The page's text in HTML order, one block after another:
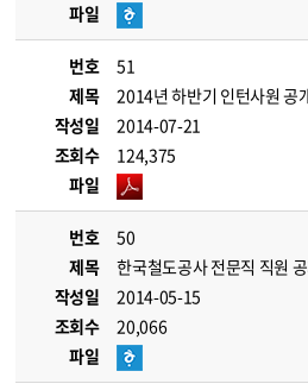
파일
번호
51
제목
2014년 하반기 인턴사원 공
작성일
2014-07-21
조회수
124,375
파일
번호
50
제목
한국철도공사 전문직 직원
작성일
2014-05-15
조회수
20,066
파일